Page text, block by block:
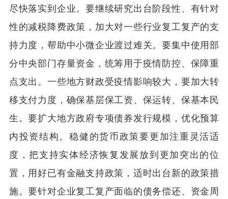
尽快落实到企业。要继续研究出台阶段性、有针对
性的减税降费政策，加大对一些行业复工复产的支
持力度，帮助中小微企业渡过难关。要集中使用部
分中央部门存量资金，统筹用于疫情防控、保障重
点支出。一些地方财政受疫情影响较大，要加大转
移支付力度，确保基层保工资、保运转、保基本民
生。要扩大地方政府专项债券发行规模，优化预算
内投资结构。稳健的货币政策要更加注重灵活适
度，把支持实体经济恢复发展放到更加突出的位
置，用好已有金融支持政策，适时出台新的政策措
施。要针对企业复工复产面临的债务偿还、资金周